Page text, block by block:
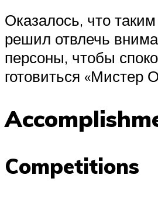
Оказалось, что
решил отвлечь
персоны, чтобы
готовиться «Мистер
Competitions